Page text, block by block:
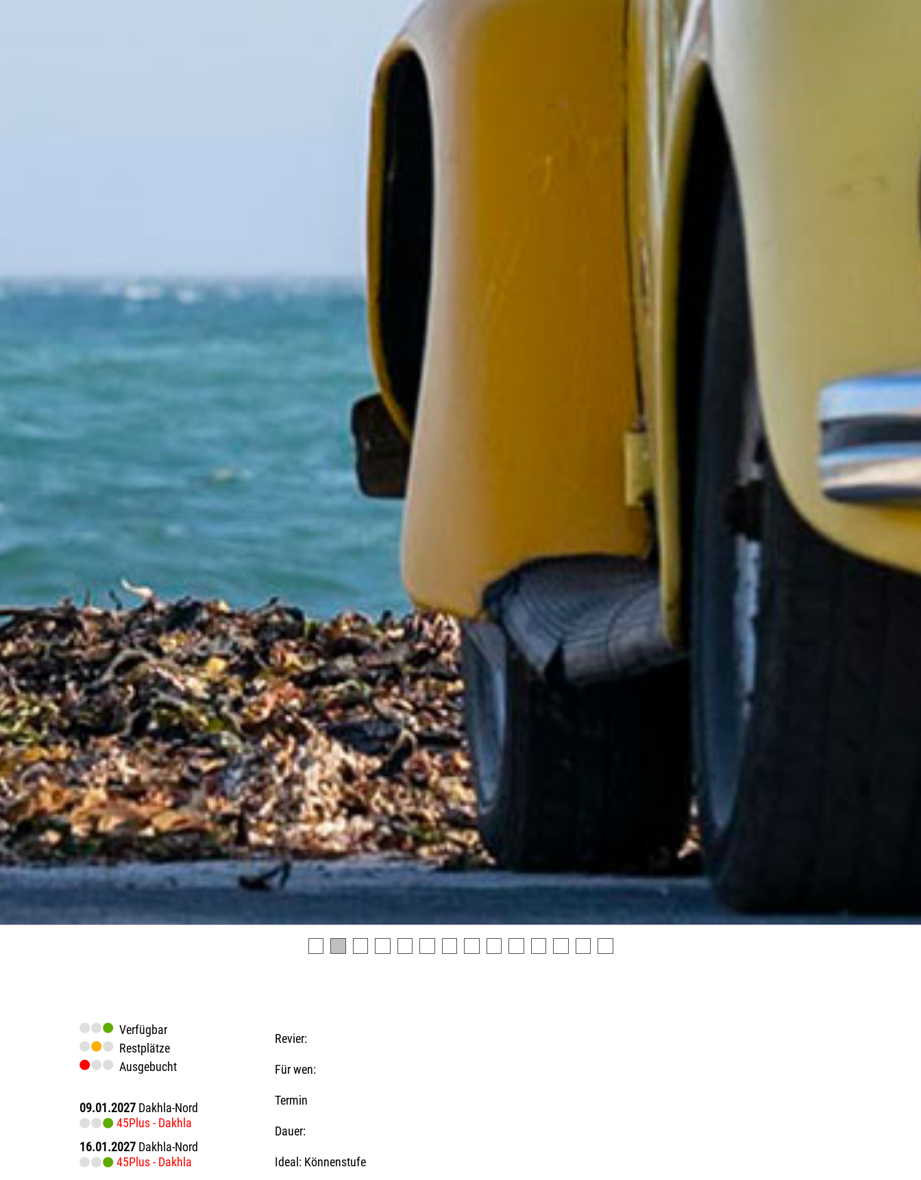
Verfügbar
Restplätze
Ausgebucht
09.01.2027 Dakhla-Nord
45Plus - Dakhla
16.01.2027 Dakhla-Nord
45Plus - Dakhla
Revier:
Für wen:
Termin
Dauer:
Ideal: Könnenstufe